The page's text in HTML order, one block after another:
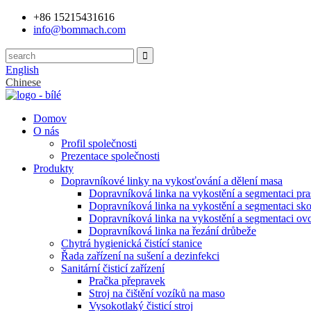
+86 15215431616
info@bommach.com
English
Chinese
Domov
O nás
Profil společnosti
Prezentace společnosti
Produkty
Dopravníkové linky na vykosťování a dělení masa
Dopravníková linka na vykostění a segmentaci
Dopravníková linka na vykostění a segmentaci
Dopravníková linka na vykostění a segmentaci
Dopravníková linka na řezání drůbeže
Chytrá hygienická čistící stanice
Řada zařízení na sušení a dezinfekci
Sanitární čisticí zařízení
Pračka přepravek
Stroj na čištění vozíků na maso
Vysokotlaký čisticí stroj